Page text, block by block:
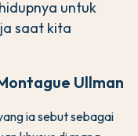
untuk
saat kita
Ullman
ia sebut sebagai